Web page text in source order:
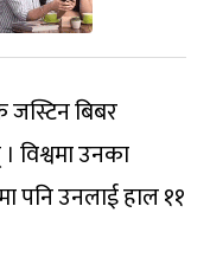
बिबर
विश्वमा उनका
पनि उनलाई हाल ११